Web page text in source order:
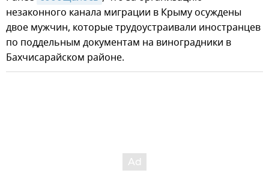
незаконного канала миграции в Крыму осуждены
двое мужчин, которые трудоустраивали иностранцев
по поддельным документам на виноградники в
Бахчисарайском районе.